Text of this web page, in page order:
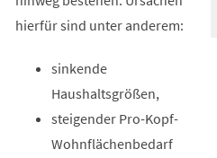
hierfür sind unter anderem:
sinkende
Haushaltsgrößen,
steigender Pro-Kopf-
Wohnflächenbedarf